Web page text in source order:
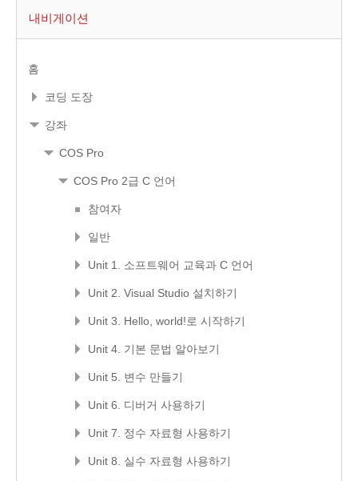
내비게이션
홈
코딩 도장
강좌
COS Pro
COS Pro 2급 C 언어
참여자
일반
Unit 1. 소프트웨어 교육과 C 언어
Unit 2. Visual Studio 설치하기
Unit 3. Hello, world!로 시작하기
Unit 4. 기본 문법 알아보기
Unit 5. 변수 만들기
Unit 6. 디버거 사용하기
Unit 7. 정수 자료형 사용하기
Unit 8. 실수 자료형 사용하기